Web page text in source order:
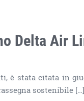
Delta Air
è stata citata in
sostenibile […]